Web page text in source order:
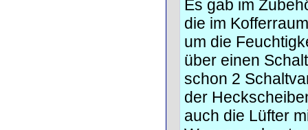
Es gab im
die im
um die
über einen
schon 2
der
auch die Lüfter